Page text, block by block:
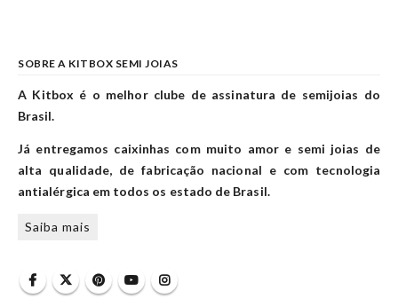
SOBRE A KITBOX SEMI JOIAS
A Kitbox é o melhor clube de assinatura de semijoias do
Brasil.
Já entregamos caixinhas com muito amor e semi joias de
alta qualidade, de fabricação nacional e com tecnologia
antialérgica em todos os estado de Brasil.
Saiba mais